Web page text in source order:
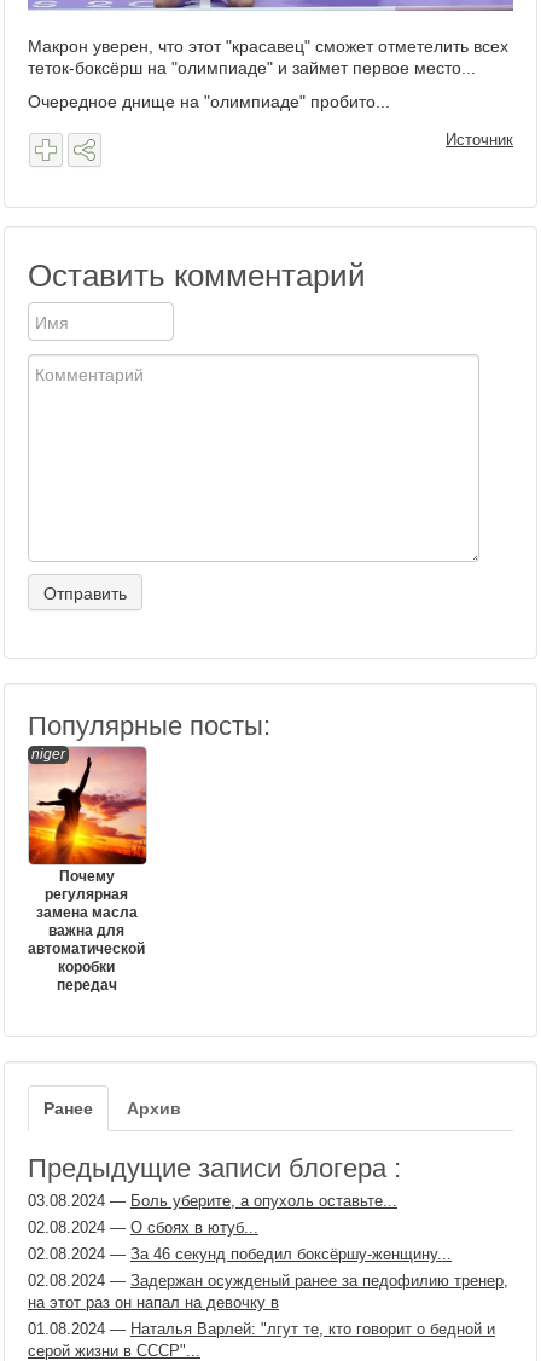
Макрон уверен, что этот "красавец" сможет отметелить всех
теток-боксёрш на "олимпиаде" и займет первое место...
Очередное днище на "олимпиаде" пробито...
Источник
Оставить комментарий
Популярные посты:
niger
Почему
регулярная
замена масла
важна для
автоматической
коробки
передач
Ранее Архив
Предыдущие записи блогера :
03.08.2024 — Боль уберите, а опухоль оставьте...
02.08.2024 — О сбоях в ютуб...
02.08.2024 — За 46 секунд победил боксёршу-женщину...
02.08.2024 — Задержан осужденый ранее за педофилию тренер,
на этот раз он напал на девочку в
01.08.2024 — Наталья Варлей: "лгут те, кто говорит о бедной и
серой жизни в СССР"...